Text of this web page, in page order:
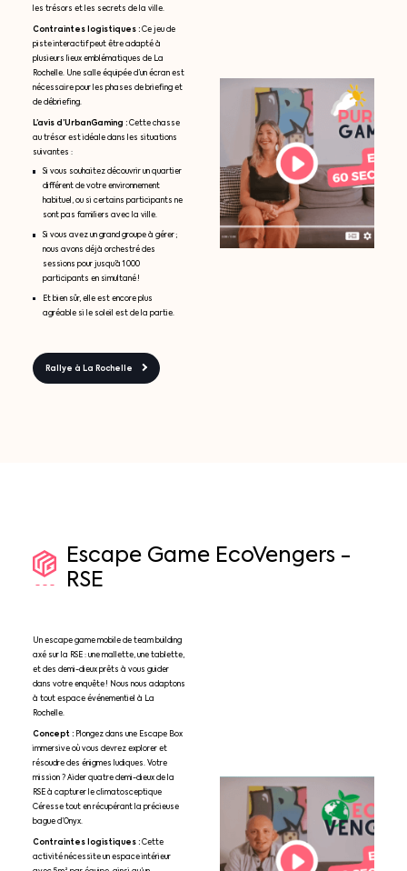
les trésors et les secrets de la ville.
Contraintes logistiques :Ce jeu de
piste interactif peut être adapté à
plusieurs lieux emblématiques de La
Rochelle. Une salle équipée d’un écran est
nécessaire pour les phases de briefing et
de débriefing.
L’avis d’UrbanGaming :Cette chasse
au trésor est idéale dans les situations
suivantes :
Si vous souhaitez découvrir un quartier
différent de votre environnement
habituel, ou si certains participants ne
sont pas familiers avec la ville.
Si vous avez un grand groupe à gérer ;
nous avons déjà orchestré des
sessions pour jusqu’à 1 000
participants en simultané !
Et bien sûr, elle est encore plus
agréable si le soleil est de la partie.
Rallye à La Rochelle
Escape Game EcoVengers -
RSE
Un escape game mobile de team building
axé sur la RSE : une mallette, une tablette,
et des demi-dieux prêts à vous guider
dans votre enquête ! Nous nous adaptons
à tout espace événementiel à La
Rochelle.
Concept :Plongez dans une Escape Box
immersive où vous devrez explorer et
résoudre des énigmes ludiques. Votre
mission ? Aider quatre demi-dieux de la
RSE à capturer le climatosceptique
Céresse tout en récupérant la précieuse
bague d’Onyx.
Contraintes logistiques :Cette
activité nécessite un espace intérieur